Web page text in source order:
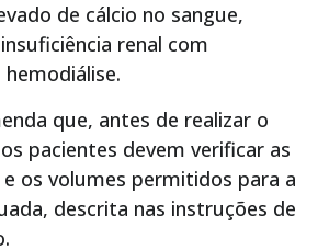
de cálcio no sangue,
renal com
que, antes de realizar o
pacientes devem verificar as
os volumes permitidos para a
descrita nas instruções de